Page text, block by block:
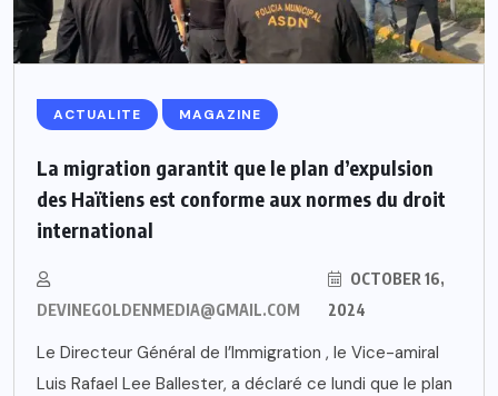
ACTUALITE MAGAZINE
La migration garantit que le plan d’expulsion
des Haïtiens est conforme aux normes du droit
international
DEVINEGOLDENMEDIA@GMAIL.COM
OCTOBER 16,
2024
Le Directeur Général de l’Immigration , le Vice-amiral
Luis Rafael Lee Ballester, a déclaré ce lundi que le plan